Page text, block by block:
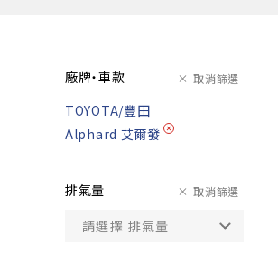
廠牌・車款 取消篩選
TOYOTA/豐田
Alphard 艾爾發
排氣量 取消篩選